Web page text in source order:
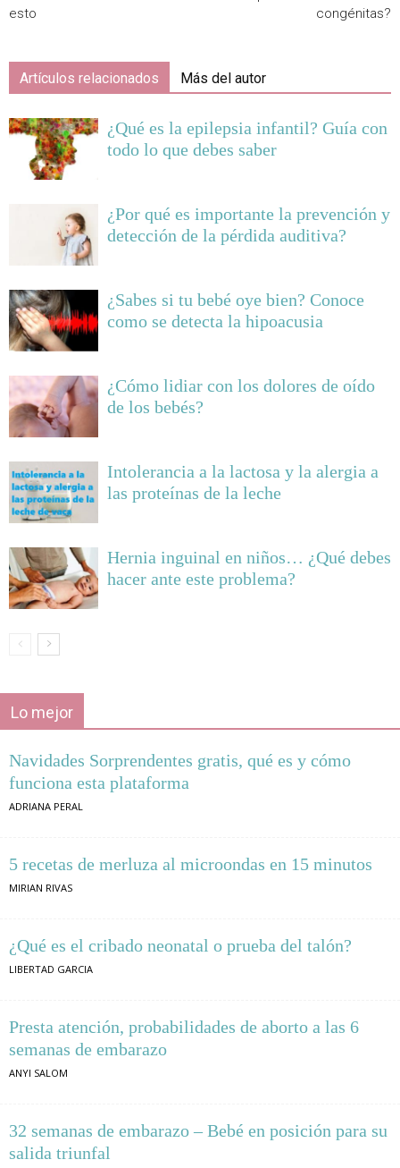
esto
congénitas?
Artículos relacionados Más del autor
¿Qué es la epilepsia infantil? Guía con
todo lo que debes saber
¿Por qué es importante la prevención y
detección de la pérdida auditiva?
¿Sabes si tu bebé oye bien? Conoce
como se detecta la hipoacusia
¿Cómo lidiar con los dolores de oído
de los bebés?
Intolerancia a la lactosa y la alergia a
las proteínas de la leche
Hernia inguinal en niños… ¿Qué debes
hacer ante este problema?
Lo mejor
Navidades Sorprendentes gratis, qué es y cómo
funciona esta plataforma
ADRIANA PERAL
5 recetas de merluza al microondas en 15 minutos
MIRIAN RIVAS
¿Qué es el cribado neonatal o prueba del talón?
LIBERTAD GARCIA
Presta atención, probabilidades de aborto a las 6
semanas de embarazo
ANYI SALOM
32 semanas de embarazo – Bebé en posición para su
salida triunfal